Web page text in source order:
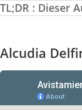
TL;DR : Dieser
Alcudia